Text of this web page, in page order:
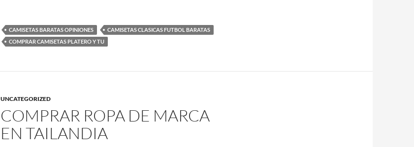
CAMISETAS BARATAS OPINIONES
CAMISETAS CLASICAS FUTBOL BARATAS
COMPRAR CAMISETAS PLATERO Y TU
UNCATEGORIZED
COMPRAR ROPA DE MARCA
EN TAILANDIA